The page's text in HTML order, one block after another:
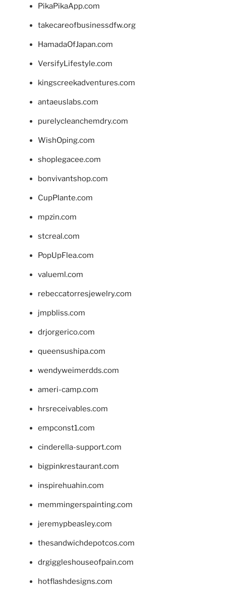
PikaPikaApp.com
takecareofbusinessdfw.org
HamadaOfJapan.com
VersifyLifestyle.com
kingscreekadventures.com
antaeuslabs.com
purelycleanchemdry.com
WishOping.com
shoplegacee.com
bonvivantshop.com
CupPlante.com
mpzin.com
stcreal.com
PopUpFlea.com
valueml.com
rebeccatorresjewelry.com
jmpbliss.com
drjorgerico.com
queensushipa.com
wendyweimerdds.com
ameri-camp.com
hrsreceivables.com
empconst1.com
cinderella-support.com
bigpinkrestaurant.com
inspirehuahin.com
memmingerspainting.com
jeremypbeasley.com
thesandwichdepotcos.com
drgiggleshouseofpain.com
hotflashdesigns.com